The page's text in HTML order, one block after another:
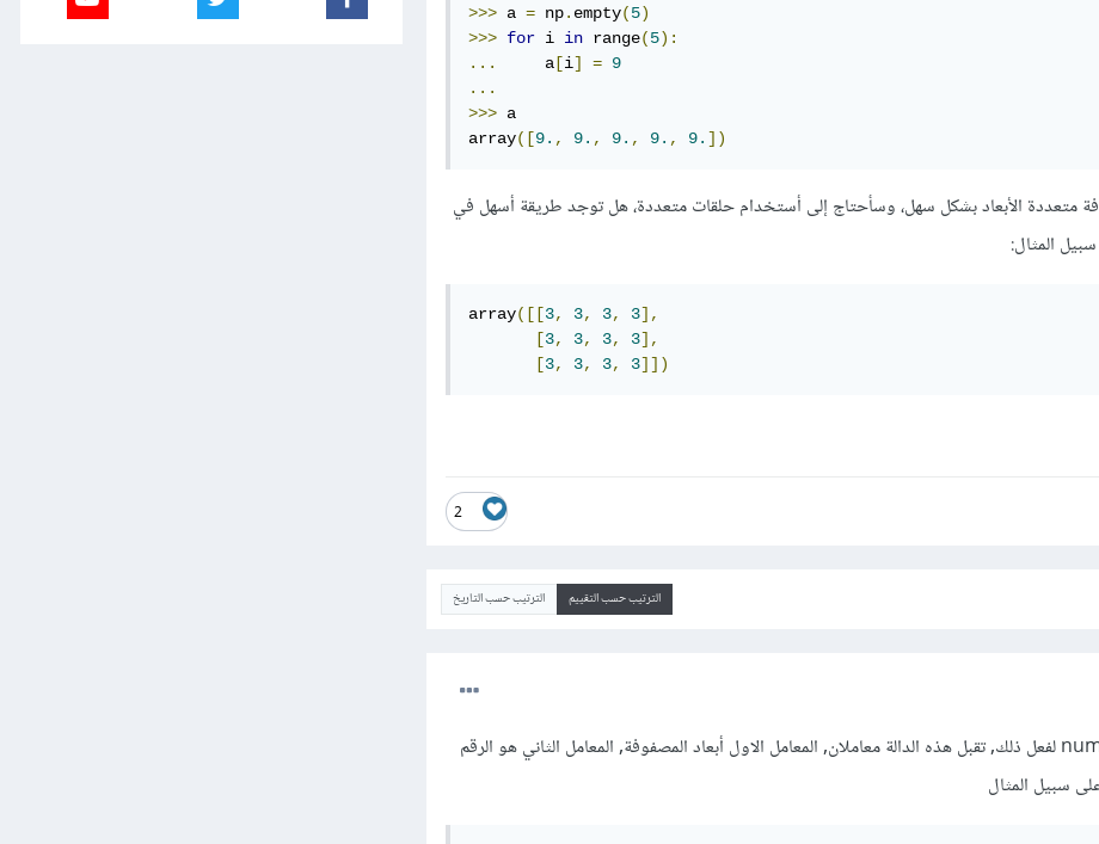
>>> a = np. empty(5)
>>> for i in range(5):
...
     a
[i] = 9
...
>>> a
array([9. , 9. , 9. , 9. , 9. ])
متعددة الأبعاد بشكل سهل، وسأحتاج إلى أستخدام حلقات متعددة، هل توجد طريقة أسهل في
array([[3, 3, 3, 3],
[3, 3, 3, 3],
[3, 3, 3, 3]])
2
الترتيب حسب التقييم الترتيب حسب التاريخ
يمكنك استخدام numpy.full لفعل ذلك, تقبل هذه الدالة معاملان, المعامل الاول أبعاد المصفوفة, المعامل الثاني هو الرقم
سبيل المثال